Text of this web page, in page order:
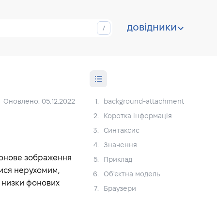
довідники
Оновлено: 05.12.2022
зображення
нерухомим,
низки фонових
1. background-attachment
2. Коротка інформація
3. Синтаксис
4. Значення
5. Приклад
6. Об'єктна модель
7. Браузери